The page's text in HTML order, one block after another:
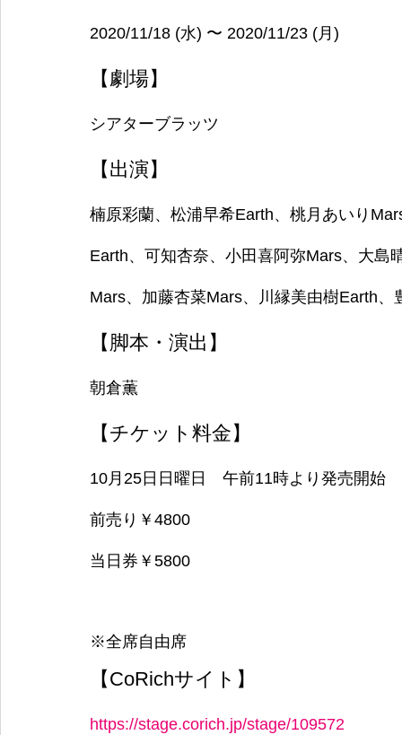
2020/11/18 (水) 〜 2020/11/23 (月)
【劇場】
シアターブラッツ
【出演】
楠原彩蘭、松浦早希Earth、桃月あいり
Earth、可知杏奈、小田喜阿弥Mars、大島
Mars、加藤杏菜Mars、川縁美由樹Earth
【脚本・演出】
朝倉薫
【チケット料金】
10月25日日曜日　午前11時より発売開始
前売り￥4800
当日券￥5800
※全席自由席
【CoRichサイト】
https://stage.corich.jp/stage/109572